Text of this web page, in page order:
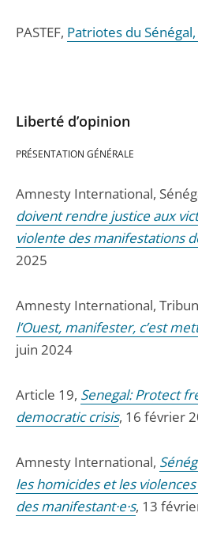
PASTEF, Patriotes du
Liberté d’opinion
PRÉSENTATION GÉNÉRALE
Amnesty International,
doivent rendre justice aux
violente des manifestations
2025
Amnesty International,
l’Ouest, manifester, c’est
juin 2024
Article 19, Senegal: Protect
democratic crisis, 16 février
Amnesty International,
les homicides et les
des manifestant·e·s, 13